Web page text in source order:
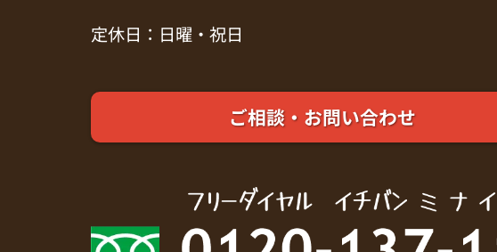
定休日：日曜・祝日
ご相談・お問い合わせ